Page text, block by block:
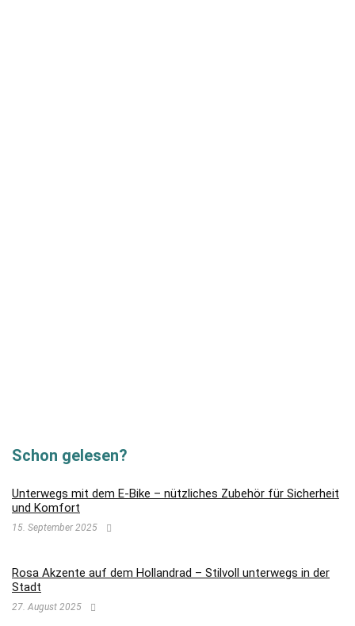
Schon gelesen?
Unterwegs mit dem E-Bike – nützliches Zubehör für Sicherheit
und Komfort
15. September 2025
Rosa Akzente auf dem Hollandrad – Stilvoll unterwegs in der
Stadt
27. August 2025